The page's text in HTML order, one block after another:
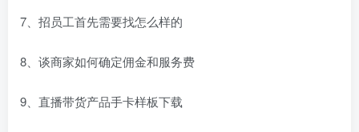
7、招员工首先需要找怎么样的
8、谈商家如何确定佣金和服务费
9、直播带货产品手卡样板下载